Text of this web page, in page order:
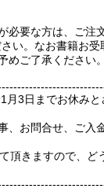
必要な方は、ご注
い。なお書籍お
めご了承ください。
月3日までお休みと
、お問合せ、ご入
頂きますので、ど